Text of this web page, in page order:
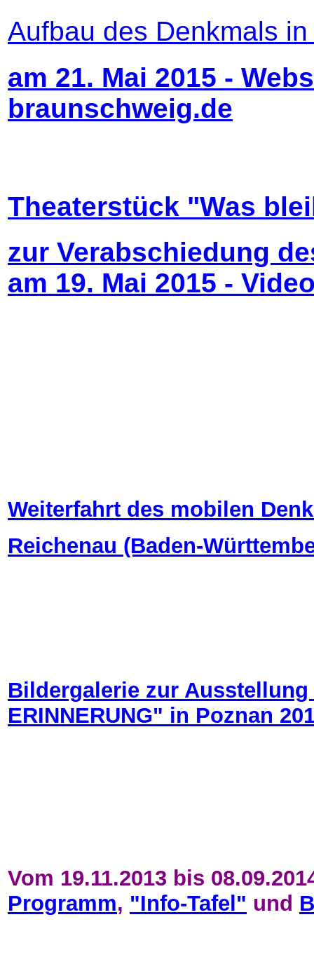
Aufbau des Denkmals
am 21. Mai 2015 -
braunschweig.de
Theaterstück "Was
zur Verabschiedung
am 19. Mai 2015 -
Weiterfahrt des mobilen
Reichenau (Baden-
Bildergalerie zur Ausstellung
ERINNERUNG" in Poznan
Vom 19.11.2013 bis
Programm, "Info-Tafel" und